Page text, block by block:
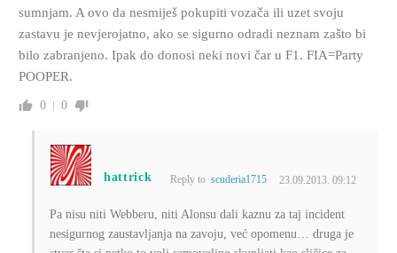
sumnjam. A ovo da nesmiješ pokupiti vozača ili uzet svoju
zastavu je nevjerojatno, ako se sigurno odradi neznam zašto bi
bilo zabranjeno. Ipak do donosi neki novi čar u F1. FIA=Party
POOPER.
0 0
hattrick Reply to scuderia1715 23.09.2013. 09:12
Pa nisu niti Webberu, niti Alonsu dali kaznu za taj incident
nesigurnog zaustavljanja na zavoju, već opomenu… druga je